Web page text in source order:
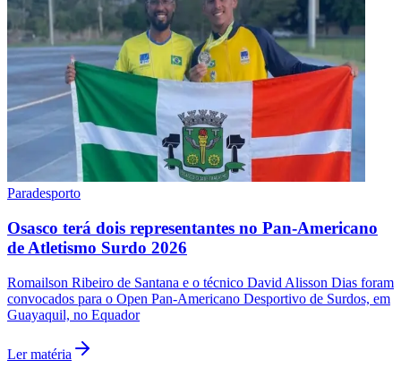
Paradesporto
Osasco terá dois representantes no Pan-Americano
de Atletismo Surdo 2026
Romailson Ribeiro de Santana e o técnico David Alisson Dias foram
convocados para o Open Pan-Americano Desportivo de Surdos, em
Guayaquil, no Equador
Ler matéria